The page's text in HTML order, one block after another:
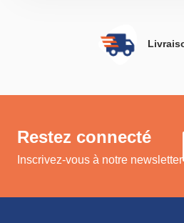
Restez connecté
Inscrivez-vous à notre newsletter